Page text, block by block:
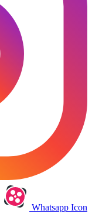
Whatsapp Icon